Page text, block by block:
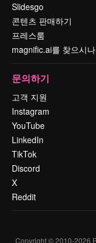
Slidesgo
콘텐츠 판매하기
프레스룸
magnific.ai를 찾으시
문의하기
고객 지원
Instagram
YouTube
LinkedIn
TikTok
Discord
X
Reddit
Copyright © 2010-2026